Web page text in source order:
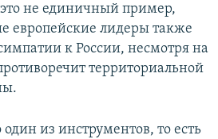
не единичный пример,
европейские лидеры также
к России, несмотря на
территориальной
один из инструментов, то есть